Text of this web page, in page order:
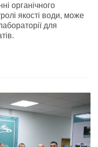
органічного
якості води, може
для